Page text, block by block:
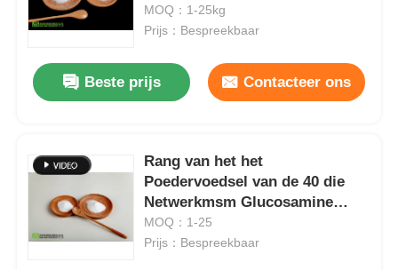
MOQ：1-25kg
Prijs：Bespreekbaar
Beste prijs Contacteer ons
Rang van het het
Poedervoedsel van de 40 die
Netwerkmsm Glucosamine
99,9% Zuiverheid in Tablet
wordt gebruikt
MOQ：1-25
Prijs：Bespreekbaar